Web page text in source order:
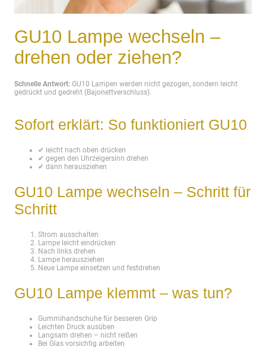
GU10 Lampe wechseln –
drehen oder ziehen?
Schnelle Antwort: GU10 Lampen werden nicht gezogen, sondern leicht
gedrückt und gedreht (Bajonettverschluss).
Sofort erklärt: So funktioniert GU10
✔ leicht nach oben drücken
✔ gegen den Uhrzeigersinn drehen
✔ dann herausziehen
GU10 Lampe wechseln – Schritt für
Schritt
Strom ausschalten
Lampe leicht eindrücken
Nach links drehen
Lampe herausziehen
Neue Lampe einsetzen und festdrehen
GU10 Lampe klemmt – was tun?
Gummihandschuhe für besseren Grip
Leichten Druck ausüben
Langsam drehen – nicht reißen
Bei Glas vorsichtig arbeiten